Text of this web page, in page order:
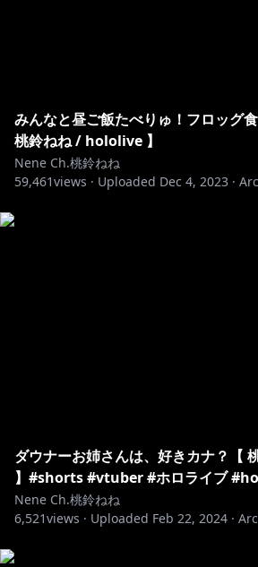
みんなと昼ご飯たべりゅ！フロッグ
桃鈴ねね / hololive 】
Nene Ch.桃鈴ねね
59,461views · Uploaded Dec 4, 2023 ·
ダウナーお姉さんは、好きカナ？【
】#shorts #vtuber #ホロライブ
Nene Ch.桃鈴ねね
6,521views · Uploaded Feb 22, 2024 ·